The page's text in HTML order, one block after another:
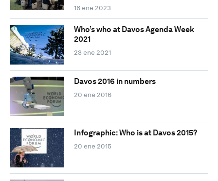
16 ene 2023
Who’s who at Davos Agenda Week
2021
23 ene 2021
Davos 2016 in numbers
20 ene 2016
Infographic: Who is at Davos 2015?
20 ene 2015